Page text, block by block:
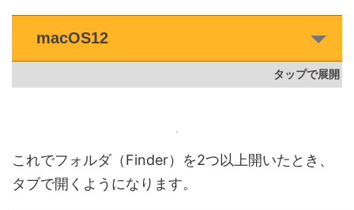
macOS12
これでフォルダ（Finder）を2つ以上開いたとき、
タブで開くようになります。